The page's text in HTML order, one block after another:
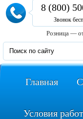
8 (800)
Звонок
Розница —
Главная
Условия